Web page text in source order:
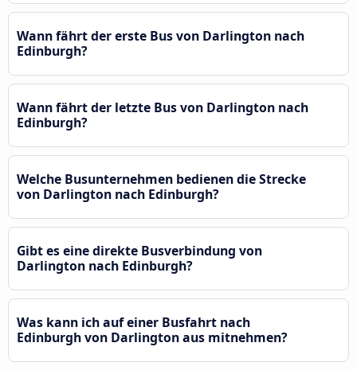
Wann fährt der erste Bus von Darlington nach
Edinburgh?
Wann fährt der letzte Bus von Darlington nach
Edinburgh?
Welche Busunternehmen bedienen die Strecke
von Darlington nach Edinburgh?
Gibt es eine direkte Busverbindung von
Darlington nach Edinburgh?
Was kann ich auf einer Busfahrt nach
Edinburgh von Darlington aus mitnehmen?